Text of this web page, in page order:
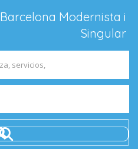
Barcelona Modernista i
Singular